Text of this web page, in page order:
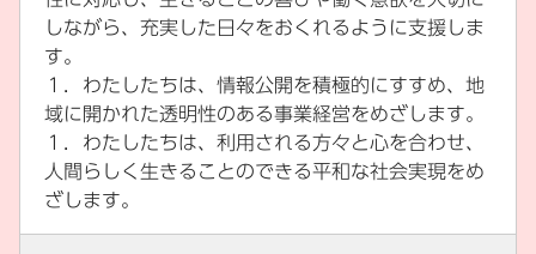
しながら、充実した日々をおくれるように支援しま
す。
１．わたしたちは、情報公開を積極的にすすめ、地
域に開かれた透明性のある事業経営をめざします。
１．わたしたちは、利用される方々と心を合わせ、
人間らしく生きることのできる平和な社会実現をめ
ざします。